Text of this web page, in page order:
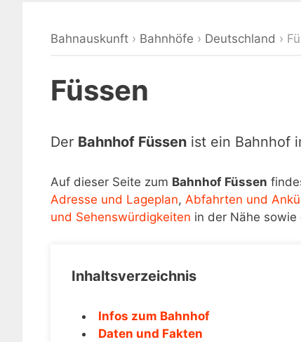
Bahnauskunft › Bahnhöfe › Deutschland ›
Füssen
Der Bahnhof Füssen ist ein Bahnhof
Auf dieser Seite zum Bahnhof Füssen
Adresse und Lageplan, Abfahrten und
und Sehenswürdigkeiten in der Nähe
Inhaltsverzeichnis
Infos zum Bahnhof
Daten und Fakten